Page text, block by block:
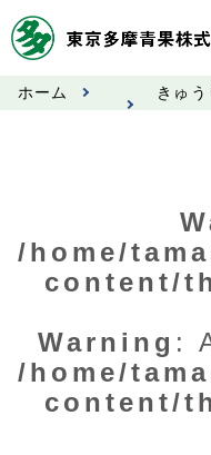
お知らせ
市況情報
公表事項
奨励金受託手数料
ホーム きゅう
/home/
content/
Warning :
/home/
content/